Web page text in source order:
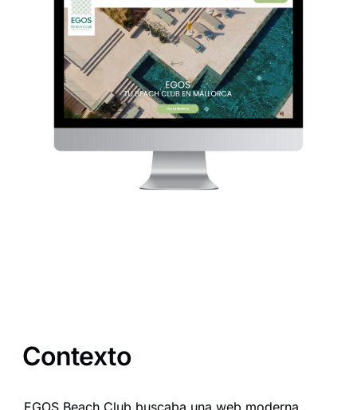
Contexto
EGOS Beach Club buscaba una web moderna,